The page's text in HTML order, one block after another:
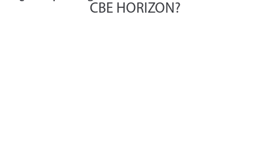
CBE HORIZON?